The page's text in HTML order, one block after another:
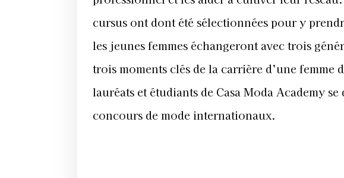
cursus ont dont été sélectionnées pour y
les jeunes femmes échangeront avec trois
trois moments clés de la carrière d’une femme
lauréats et étudiants de Casa Moda Academy
concours de mode internationaux.